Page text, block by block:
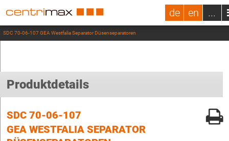
de en ...
SDC 70-06-107 GEA Westfalia Separator Düsenseparatoren
Produktdetails
SDC 70-06-107
GEA WESTFALIA SEPARATOR